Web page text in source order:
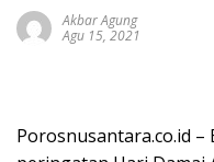
Akbar Agung
Agu 15, 2021
Porosnusantara.co.id –